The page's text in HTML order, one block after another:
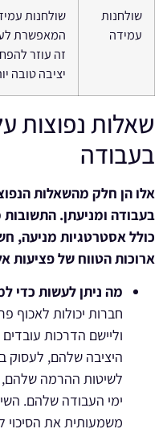
שולחנות
עמידה
שולחנות
המאפשרת
זה עוזר
יציבה טובה
שאלות נפוצות
בעבודה
אלו הן חלק מהשאלות
בעבודה ומניעתן.
כולל אסטרטגיות מניעה,
ארוכות הטווח של פציעות
מה ניתן לעשות כדי
חברות יכולות לאכוף
וליישם הדרכות
היציבה שלהם, לעסוק
לשיטות ההרמה שלהם,
ימי העבודה שלהם.
משמעותית את הסיכוי